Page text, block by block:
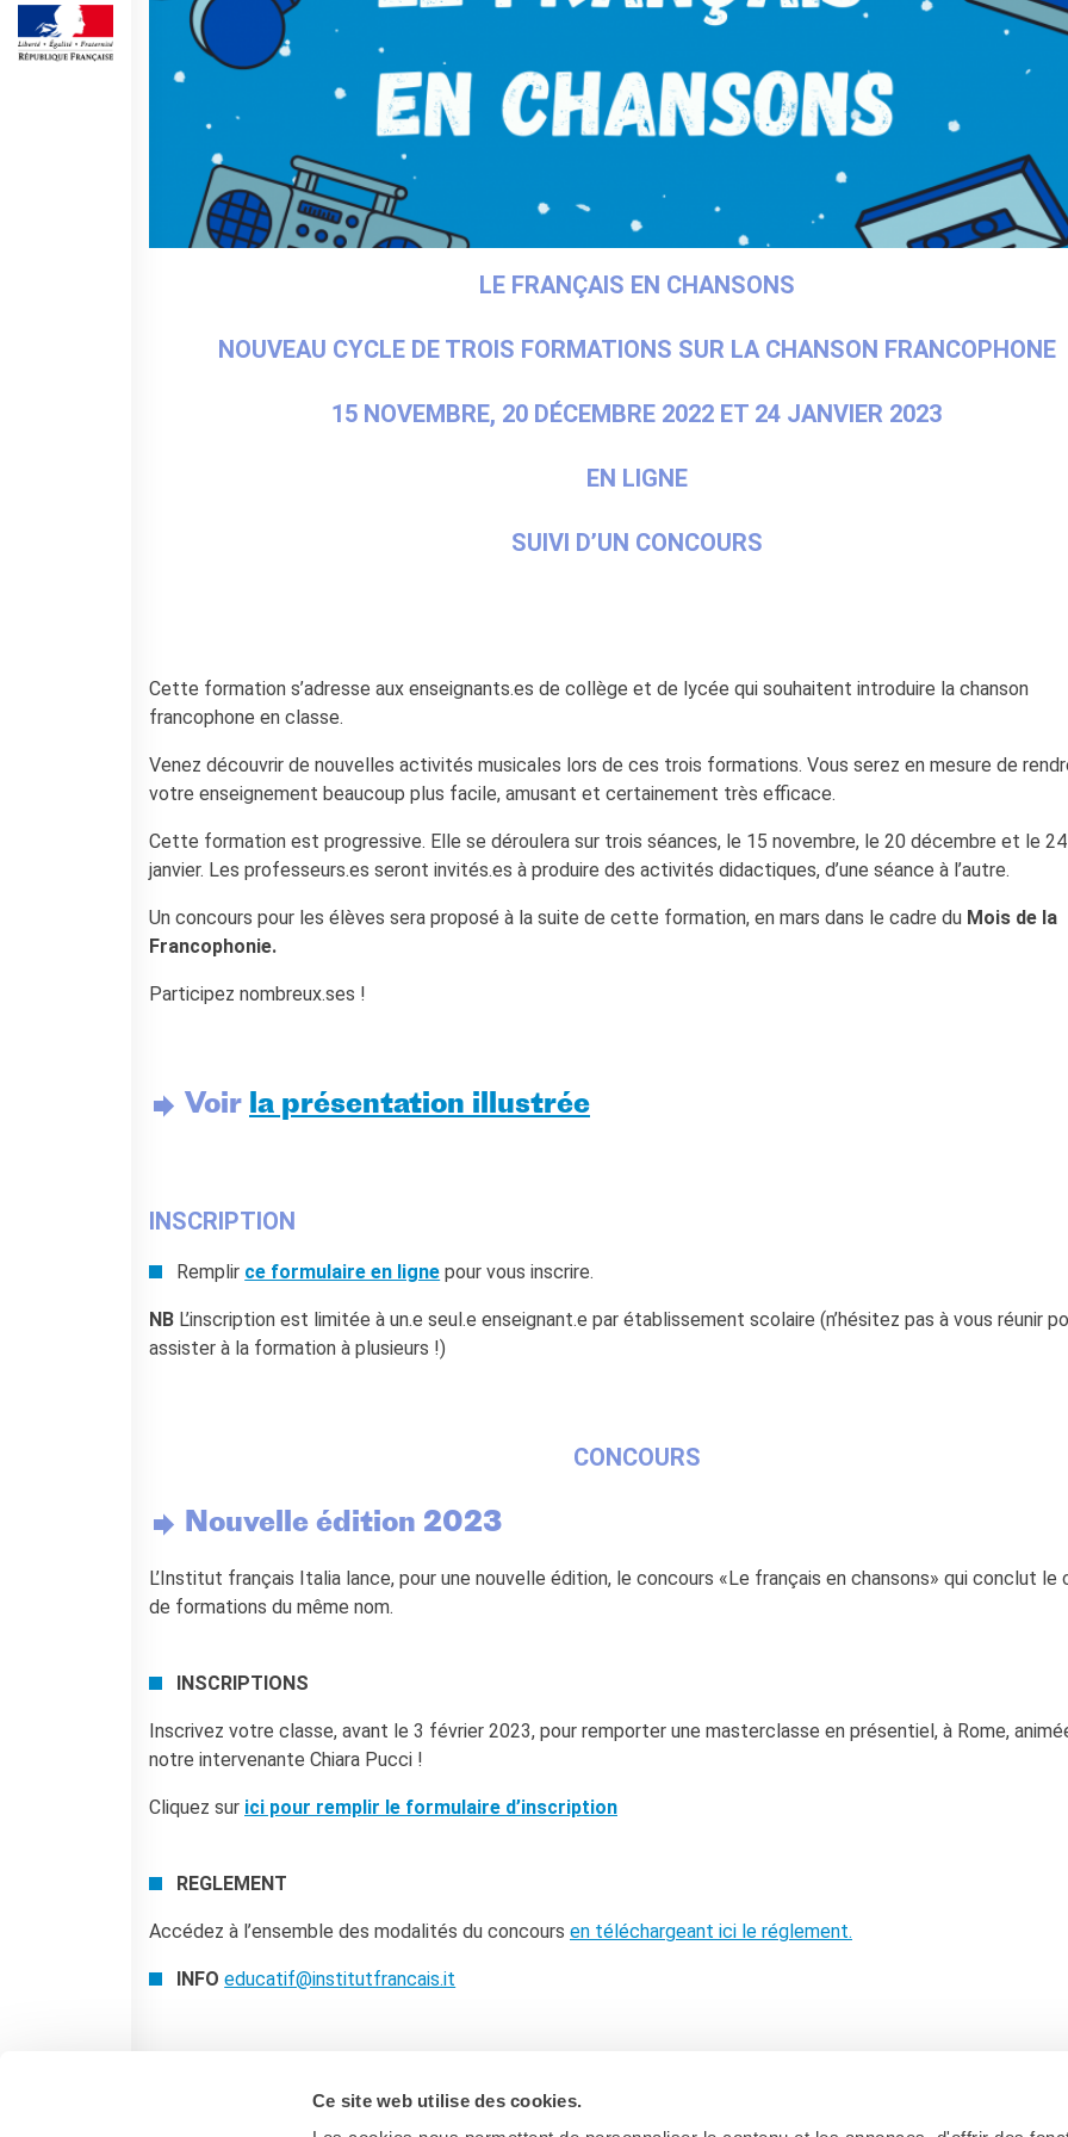
Ce site web utilise des cookies.
MÉDIATHÈQUE
Culturethèque
PARCOURS EN FRANÇAIS
Activités pour la classe
Certifications
Formations pour les
profs
Coopération universitaire
Zisa
RECHERCHER
LE FRANÇAIS EN CHANSONS
NOUVEAU CYCLE DE TROIS FORMATIONS SUR LA CHANSON FRANCOPHONE
15 NOVEMBRE, 20 DÉCEMBRE 2022 ET 24 JANVIER 2023
EN LIGNE
SUIVI D’UN CONCOURS
Cette formation s’adresse aux enseignants.es de collège et de lycée qui souhaitent introduire la chanson
francophone en classe.
Venez découvrir de nouvelles activités musicales lors de ces trois formations. Vous serez en mesure de
votre enseignement beaucoup plus facile, amusant et certainement très efficace.
Cette formation est progressive. Elle se déroulera sur trois séances, le 15 novembre, le 20 décembre et le 24
janvier. Les professeurs.es seront invités.es à produire des activités didactiques, d’une séance à l’autre.
Un concours pour les élèves sera proposé à la suite de cette formation, en mars dans le cadre du Mois de la
Francophonie.
Participez nombreux.ses !
Voir la présentation illustrée
INSCRIPTION
Remplir ce formulaire en ligne pour vous inscrire.
NB L’inscription est limitée à un.e seul.e enseignant.e par établissement scolaire (n’hésitez pas à vous réunir
assister à la formation à plusieurs !)
CONCOURS
Nouvelle édition 2023
L’Institut français Italia lance, pour une nouvelle édition, le concours «Le français en chansons» qui conclut le
de formations du même nom.
INSCRIPTIONS
Inscrivez votre classe, avant le 3 février 2023, pour remporter une masterclasse en présentiel, à Rome,
notre intervenante Chiara Pucci !
Cliquez sur ici pour remplir le formulaire d’inscription
REGLEMENT
Accédez à l’ensemble des modalités du concours en téléchargeant ici le réglement.
INFO educatif@institutfrancais.it